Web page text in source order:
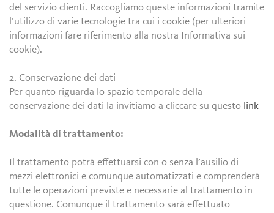
del servizio clienti. Raccogliamo queste informazioni tramite
l’utilizzo di varie tecnologie tra cui i cookie (per ulteriori
informazioni fare riferimento alla nostra Informativa sui
cookie).
2. Conservazione dei dati
Per quanto riguarda lo spazio temporale della
conservazione dei dati la invitiamo a cliccare su questo link
Modalità di trattamento:
Il trattamento potrà effettuarsi con o senza l’ausilio di
mezzi elettronici e comunque automatizzati e comprenderà
tutte le operazioni previste e necessarie al trattamento in
questione. Comunque il trattamento sarà effettuato